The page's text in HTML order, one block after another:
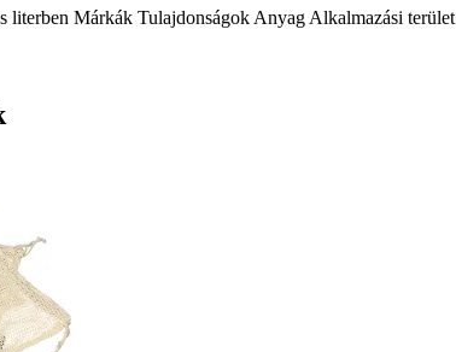
literben Márkák Tulajdonságok Anyag Alkalmazási terület